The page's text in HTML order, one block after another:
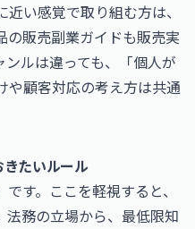
い感覚で取り組む方は、
の販売副業ガイドも販売実
ルは違っても、「個人が
や顧客対応の考え方は共通
たいルール
す。ここを軽視すると、
務の立場から、最低限知